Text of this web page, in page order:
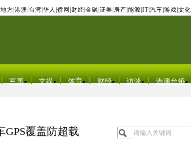
地方 港澳 台湾 华人 侨网 财经 金融 证券 房产 能源 IT| 汽车 游戏 文化
军事 文娱 体育 财经 访谈 港澳台侨
覆盖防超载